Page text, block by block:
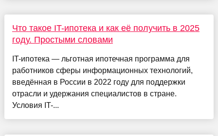
Что такое IT-ипотека и как её получить в 2025
году. Простыми словами
IT-ипотека — льготная ипотечная программа для
работников сферы информационных технологий,
введённая в России в 2022 году для поддержки
отрасли и удержания специалистов в стране.
Условия IT-...